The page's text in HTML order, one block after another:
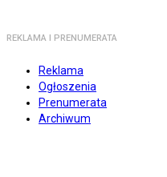
REKLAMA I PRENUMERATA
Reklama
Ogłoszenia
Prenumerata
Archiwum